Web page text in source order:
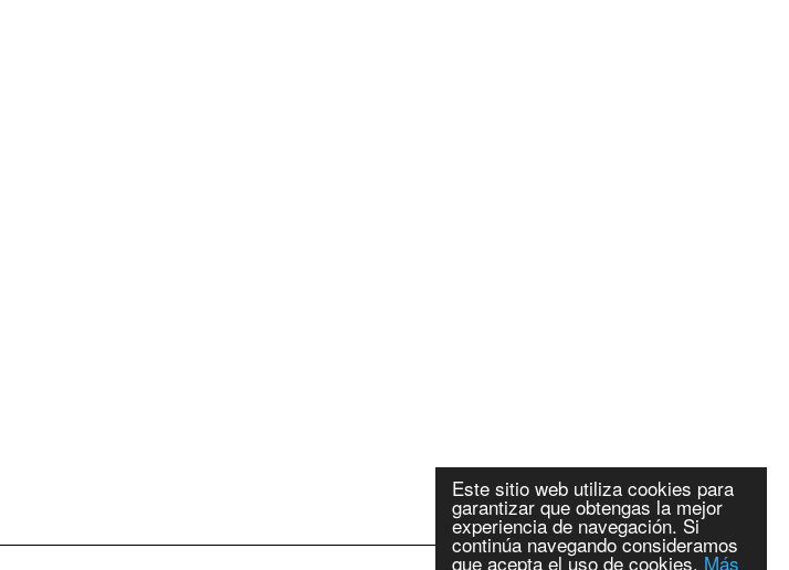
Este sitio web utiliza cookies para
garantizar que obtengas la mejor
experiencia de navegación. Si
continúa navegando consideramos
que acepta el uso de cookies. Más